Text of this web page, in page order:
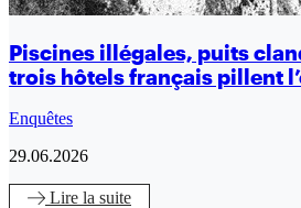
Piscines illégales, puits
trois hôtels français pillent
Enquêtes
29.06.2026
Lire la suite